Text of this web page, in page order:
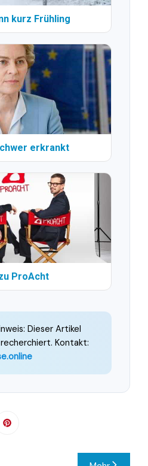
kurz Frühling
erkrankt
ProAcht
Dieser Artikel
Kontakt: